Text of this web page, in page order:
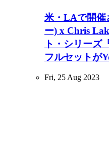
米・LAで開催
ー) x Chris
ト・シリーズ
フルセットが
Fri, 25 Aug 2023